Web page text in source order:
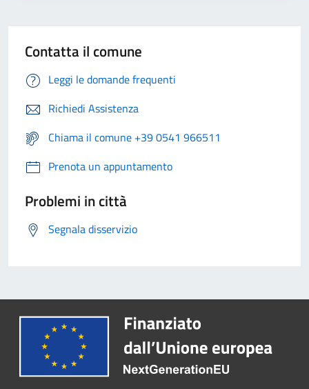
Contatta il comune
Leggi le domande frequenti
Richiedi Assistenza
Chiama il comune +39 0541 966511
Prenota un appuntamento
Problemi in città
Segnala disservizio